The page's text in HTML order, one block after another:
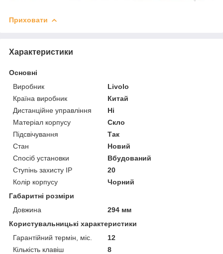
Приховати
Характеристики
Основні
Виробник
Livolo
Країна виробник
Китай
Дистанційне управління
Ні
Матеріал корпусу
Скло
Підсвічування
Так
Стан
Новий
Спосіб установки
Вбудований
Ступінь захисту IP
20
Колір корпусу
Чорний
Габаритні розміри
Довжина
294 мм
Користувальницькі характеристики
Гарантійний термін, міс.
12
Кількість клавіш
8